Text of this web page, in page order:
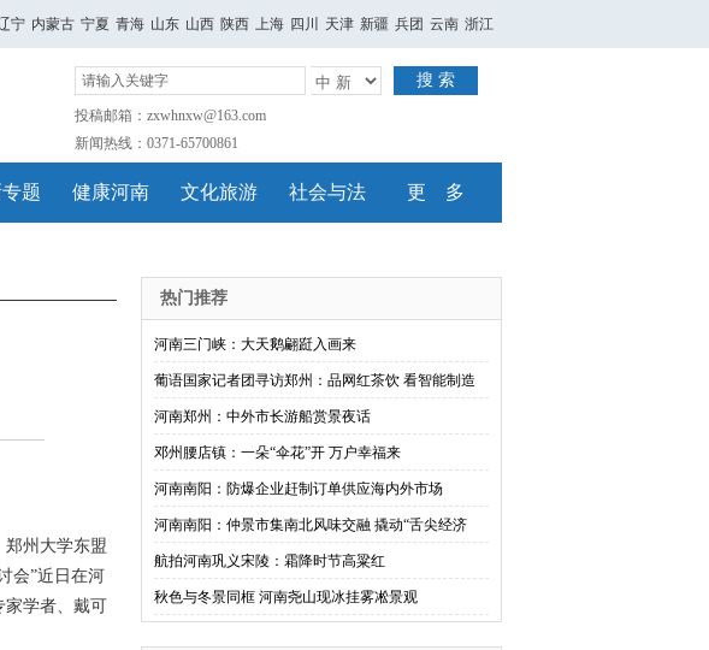
宁 内蒙古 宁夏 青海 山东 山西 陕西 上海 四川 天津 新疆 兵团 云南 浙江
搜 索
投稿邮箱：zxwhnxw@163.com
新闻热线：0371-65700861
题 健康河南 文化旅游 社会与法 更 多
州大学东盟
会”近日在河
家学者、戴可
热门推荐
河南三门峡：大天鹅翩跹入画来
葡语国家记者团寻访郑州：品网红茶饮 看智能制造
河南郑州：中外市长游船赏景夜话
邓州腰店镇：一朵“伞花”开 万户幸福来
河南南阳：防爆企业赶制订单供应海内外市场
河南南阳：仲景市集南北风味交融 撬动“舌尖经济
航拍河南巩义宋陵：霜降时节高粱红
秋色与冬景同框 河南尧山现冰挂雾凇景观